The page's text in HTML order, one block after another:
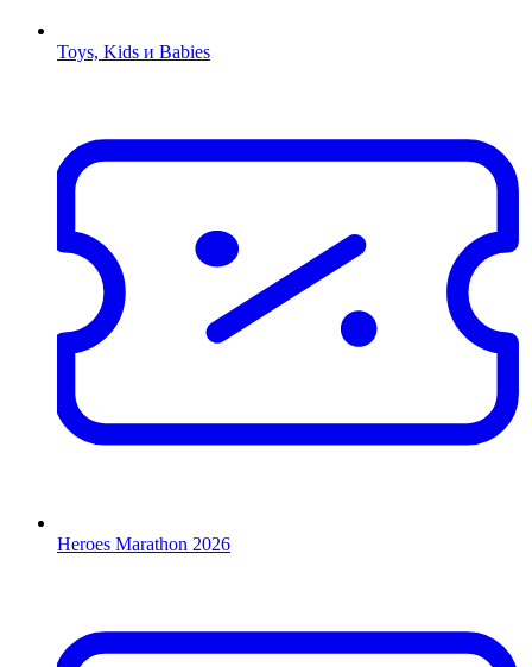
Toys, Kids и Babies
Heroes Marathon 2026